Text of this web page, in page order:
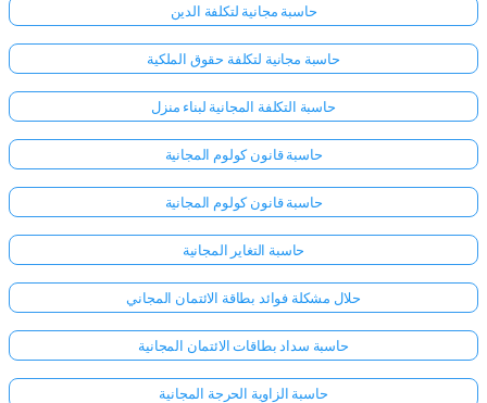
حاسبة مجانية لتكلفة الدين
حاسبة مجانية لتكلفة حقوق الملكية
حاسبة التكلفة المجانية لبناء منزل
حاسبة قانون كولوم المجانية
حاسبة قانون كولوم المجانية
حاسبة التغاير المجانية
حلال مشكلة فوائد بطاقة الائتمان المجاني
حاسبة سداد بطاقات الائتمان المجانية
حاسبة الزاوية الحرجة المجانية